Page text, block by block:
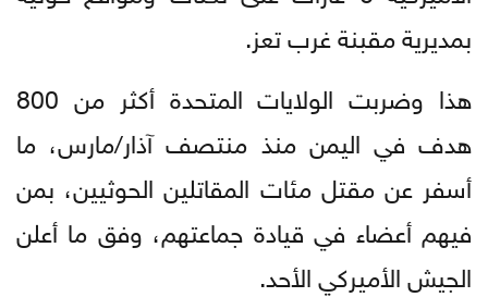
بمديرية مقبنة غرب تعز.
هذا وضربت الولايات المتحدة أكثر من 800
هدف في اليمن منذ منتصف آذار/مارس، ما
أسفر عن مقتل مئات المقاتلين الحوثيين، بمن
فيهم أعضاء في قيادة جماعتهم، وفق ما أعلن
الجيش الأميركي الأحد.